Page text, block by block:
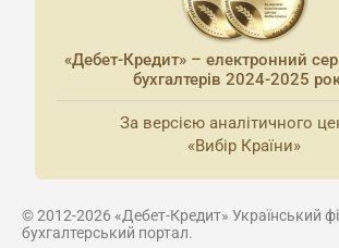
«Дебет-Кредит» – електронний
бухгалтерів 2024-2025
За версією аналітичного
«Вибір Країни»
© 2012-2026 «Дебет-Кредит» Український
бухгалтерський портал.